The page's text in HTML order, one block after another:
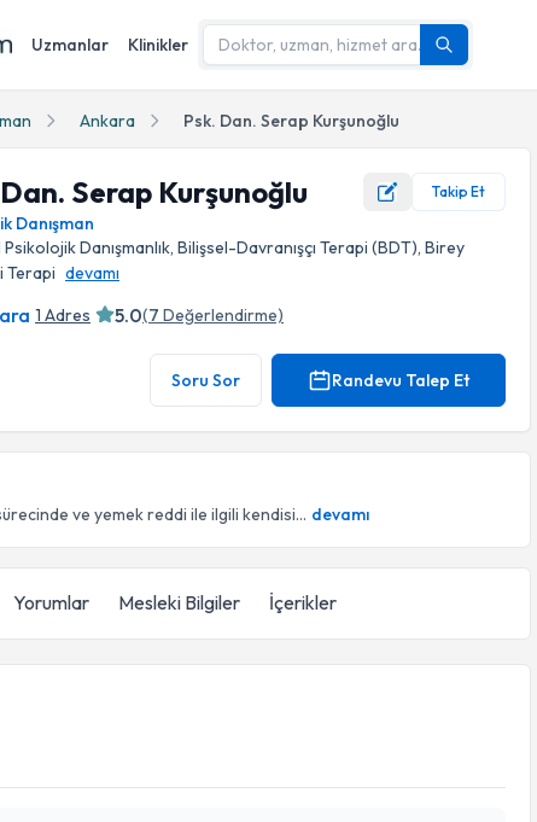
Uzmanlar Klinikler
Ankara Psk. Dan. Serap Kurşunoğlu
Serap Kurşunoğlu Takip Et
Danışman
Danışmanlık, Bilişsel-Davranışçı Terapi (BDT), Birey
Terapi devamı
1 Adres 5.0(7 Değerlendirme)
Soru Sor Randevu Talep Et
ve yemek reddi ile ilgili kendisi... devamı
Yorumlar Mesleki Bilgiler İçerikler